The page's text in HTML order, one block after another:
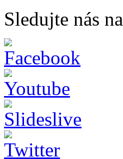
Sledujte nás na